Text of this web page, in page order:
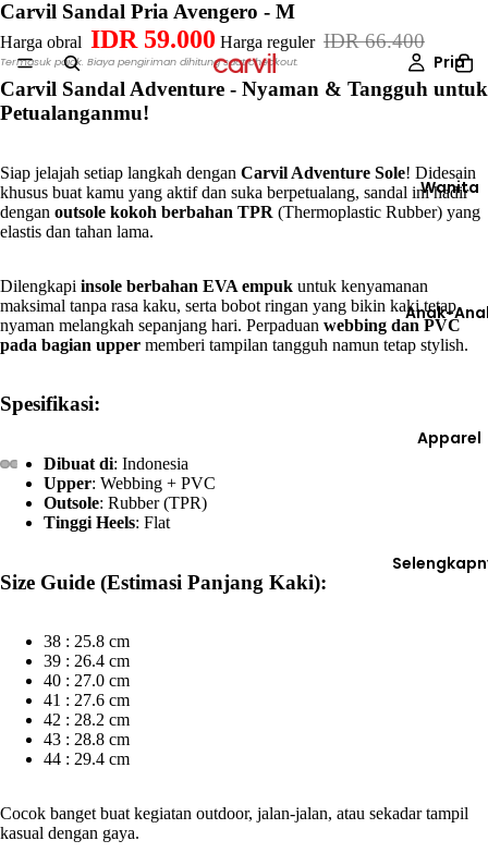
Pria
Wanita
Anak-
Apparel
Carvil Sandal Pria Avengero - M
Harga obral IDR 59.000 Harga reguler IDR 66.400
Termasuk pajak. Biaya pengiriman dihitung saat checkout.
Carvil Sandal Adventure - Nyaman & Tangguh untuk
Petualanganmu!
Siap jelajah setiap langkah dengan Carvil Adventure Sole! Didesain
khusus buat kamu yang aktif dan suka berpetualang, sandal ini hadir
dengan outsole kokoh berbahan TPR (Thermoplastic Rubber) yang
elastis dan tahan lama.
Dilengkapi insole berbahan EVA empuk untuk kenyamanan
maksimal tanpa rasa kaku, serta bobot ringan yang bikin kaki tetap
nyaman melangkah sepanjang hari. Perpaduan webbing dan PVC
pada bagian upper memberi tampilan tangguh namun tetap stylish.
Spesifikasi:
Dibuat di: Indonesia
Upper: Webbing + PVC
Outsole: Rubber (TPR)
Tinggi Heels: Flat
Size Guide (Estimasi Panjang Kaki):
38 : 25.8 cm
39 : 26.4 cm
40 : 27.0 cm
41 : 27.6 cm
42 : 28.2 cm
43 : 28.8 cm
44 : 29.4 cm
Cocok banget buat kegiatan outdoor, jalan-jalan, atau sekadar tampil
kasual dengan gaya.